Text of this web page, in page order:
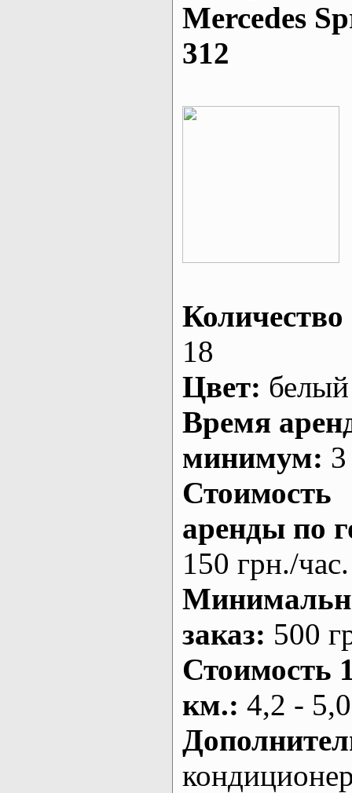
Mеrcedes
312
Количество
18
Цвет: белый
Время
минимум:
Стоимость
аренды по
150 грн./час.
заказ: 500
Стоимость
км.: 4,2 -